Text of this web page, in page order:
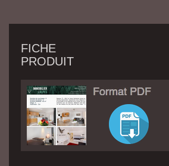
FICHE
PRODUIT